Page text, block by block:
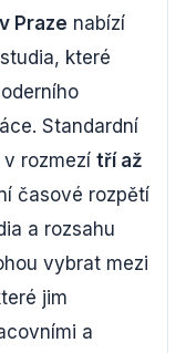
Praze nabízí
které
Standardní
rozmezí tří až
časové rozpětí
a rozsahu
vybrat mezi
jim
a